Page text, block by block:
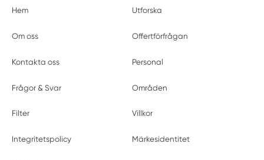
Hem Utforska
Om oss Offertförfrågan
Kontakta oss Personal
Frågor & Svar Områden
Filter Villkor
Integritetspolicy Märkesidentitet